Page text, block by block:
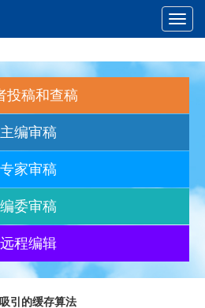
投稿和查稿
主编审稿
专家审稿
编委审稿
远程编辑
引的缓存算法